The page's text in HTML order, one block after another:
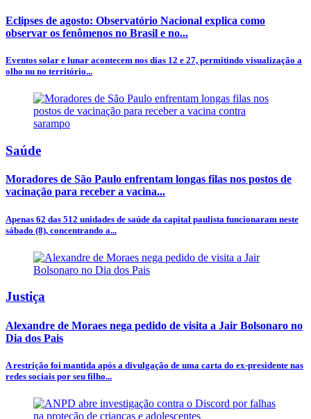
Eclipses de agosto: Observatório Nacional explica como
observar os fenômenos no Brasil e no...
Eventos solar e lunar acontecem nos dias 12 e 27, permitindo visualização a
olho nu no território...
Saúde
Moradores de São Paulo enfrentam longas filas nos postos de
vacinação para receber a vacina...
Apenas 62 das 512 unidades de saúde da capital paulista funcionaram neste
sábado (8), concentrando a...
Justiça
Alexandre de Moraes nega pedido de visita a Jair Bolsonaro no
Dia dos Pais
A restrição foi mantida após a divulgação de uma carta do ex-presidente nas
redes sociais por seu filho...